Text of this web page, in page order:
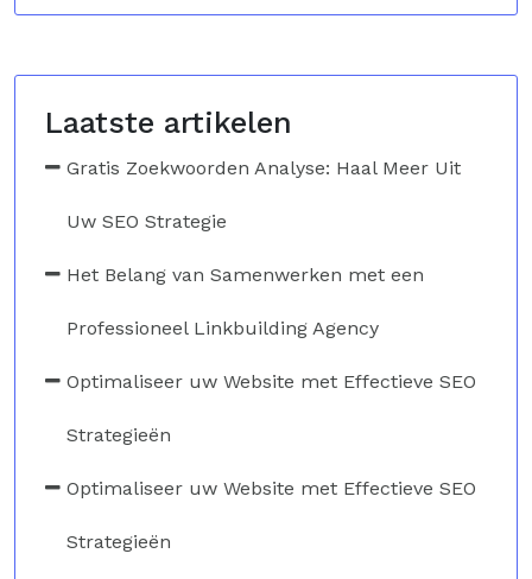
Laatste artikelen
Gratis Zoekwoorden Analyse: Haal Meer Uit
Uw SEO Strategie
Het Belang van Samenwerken met een
Professioneel Linkbuilding Agency
Optimaliseer uw Website met Effectieve SEO
Strategieën
Optimaliseer uw Website met Effectieve SEO
Strategieën